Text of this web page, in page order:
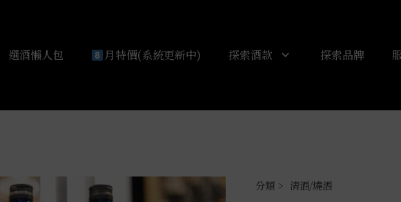
選酒懶人包 月特價(系統更新中) 探索酒款 探索品牌
清酒/燒酒